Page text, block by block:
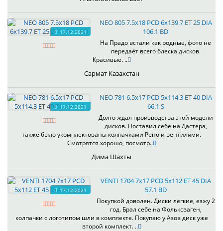
17.12.2021
NEO 805 7.5x18 PCD 6x139.7 ET 25 DIA
106.1 BD
На Прадо встали как родные, фото не
передаёт всего блеска дисков.
Красивые. ..
Сармат Казахстан
17.12.2021
NEO 781 6.5x17 PCD 5x114.3 ET 40 DIA
66.1 S
Долго ждал производства этой модели
дисков. Поставил себе на Дастера,
также было укомплектованы колпачками Рено и вентилями.
Смотрятся хорошо, посмотр..
Дима Шахты
17.12.2021
VENTI 1704 7x17 PCD 5x112 ET 45 DIA
57.1 BD
Покупкой доволен. Диски лёгкие, езжу 2
год. Брал себе на Фольксваген,
колпачки с логотипом шли в комплекте. Покупаю у Азов диск уже
второй комплект. ..